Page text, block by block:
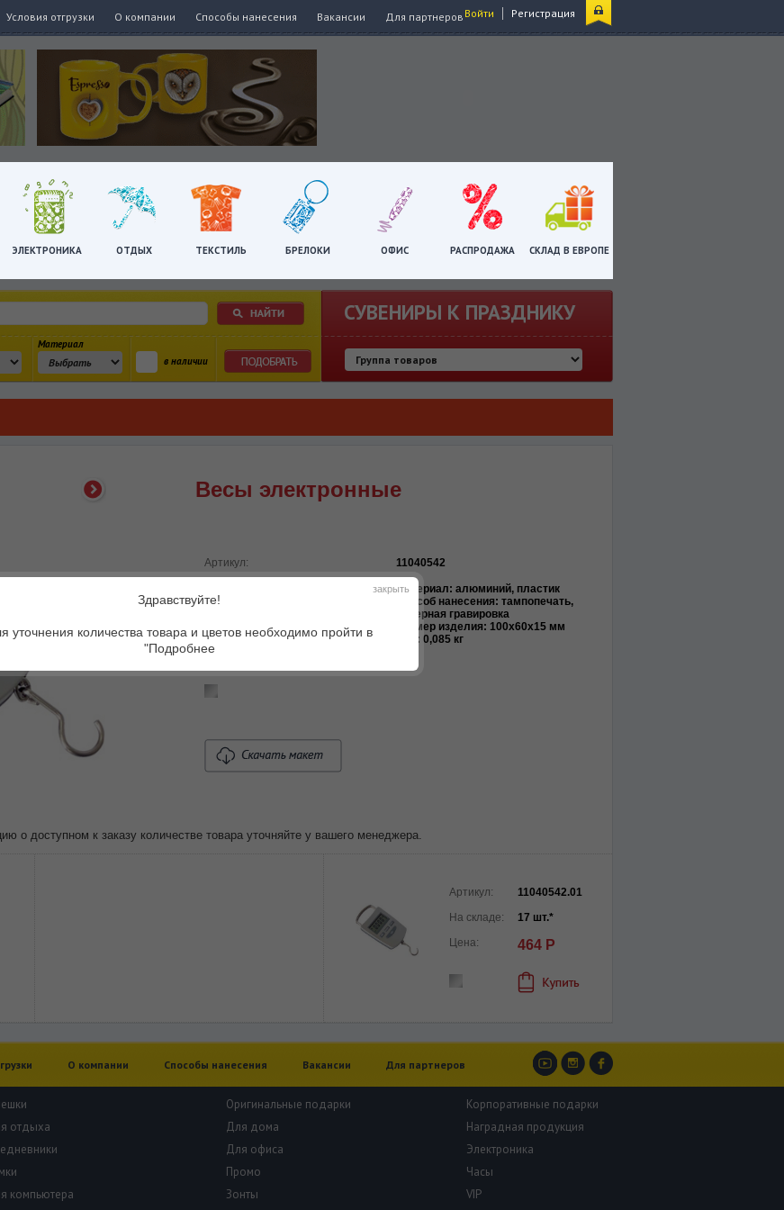
Условия отгрузки О компании Способы нанесения Вакансии Для партнеров Войти | Регистрация
ЭЛЕКТРОНИКА ОТДЫХ ТЕКСТИЛЬ БРЕЛОКИ ОФИС РАСПРОДАЖА СКЛАД В ЕВРОПЕ
Материал
в наличии
СУВЕНИРЫ К ПРАЗДНИКУ
Весы электронные
Артикул: 11040542
Материал: алюминий, пластик
Способ нанесения: тампопечать,
лазерная гравировка
Размер изделия: 100х60х15 мм
Вес: 0,085 кг
о доступном к заказу количестве товара уточняйте у вашего менеджера.
Артикул:
11040542.01
На складе:
17 шт.*
Цена:
464 Р
О компании Способы нанесения Вакансии Для партнеров
Оригинальные подарки
Корпоративные подарки
отдыха Для дома
Наградная продукция
Для офиса
Электроника
Промо
Часы
компьютера Зонты VIP
закрыть
Здравствуйте!
уточнения количества товара и цветов необходимо пройти в
"Подробнее